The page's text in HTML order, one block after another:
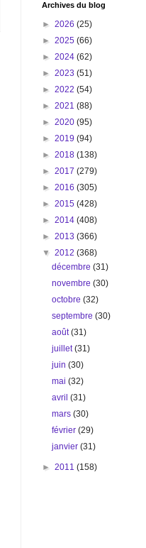
Archives du blog
► 2026 (25)
► 2025 (66)
► 2024 (62)
► 2023 (51)
► 2022 (54)
► 2021 (88)
► 2020 (95)
► 2019 (94)
► 2018 (138)
► 2017 (279)
► 2016 (305)
► 2015 (428)
► 2014 (408)
► 2013 (366)
▼ 2012 (368)
décembre(31)
novembre(30)
octobre(32)
septembre(30)
août(31)
juillet(31)
juin(30)
mai(32)
avril(31)
mars(30)
février(29)
janvier(31)
► 2011 (158)